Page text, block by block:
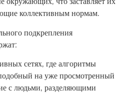
коллективным нормам.
подкрепления
сетях, где алгоритмы
на уже просмотренный
с людьми, разделяющими